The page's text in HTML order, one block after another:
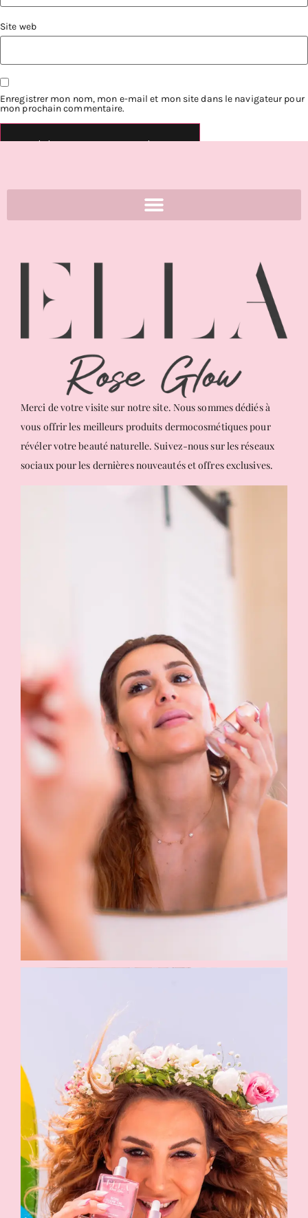
Site web
Enregistrer mon nom, mon e-mail et mon site dans le navigateur pour
mon prochain commentaire.
Merci de votre visite sur notre site. Nous sommes dédiés à
vous offrir les meilleurs produits dermocosmétiques pour
révéler votre beauté naturelle. Suivez-nous sur les réseaux
sociaux pour les dernières nouveautés et offres exclusives.